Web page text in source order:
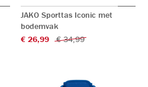
JAKO Sporttas Iconic met
bodemvak
€ 26,99
€ 34,99